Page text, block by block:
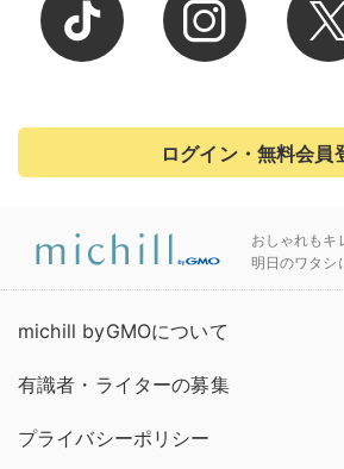
ログイン・無料会員
おしゃれもキ
明日のワタシ
michill byGMOについて
有識者・ライターの募集
プライバシーポリシー